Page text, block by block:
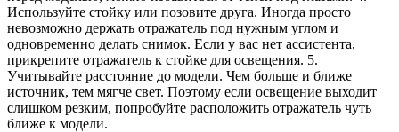
Используйте стойку или позовите друга. Иногда просто
невозможно держать отражатель под нужным углом и
одновременно делать снимок. Если у вас нет ассистента,
прикрепите отражатель к стойке для освещения. 5.
Учитывайте расстояние до модели. Чем больше и ближе
источник, тем мягче свет. Поэтому если освещение выходит
слишком резким, попробуйте расположить отражатель чуть
ближе к модели.